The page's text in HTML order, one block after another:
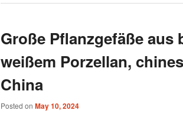
Große Pflanzgefäße aus
weißem Porzellan,
China
Posted on May 10, 2024